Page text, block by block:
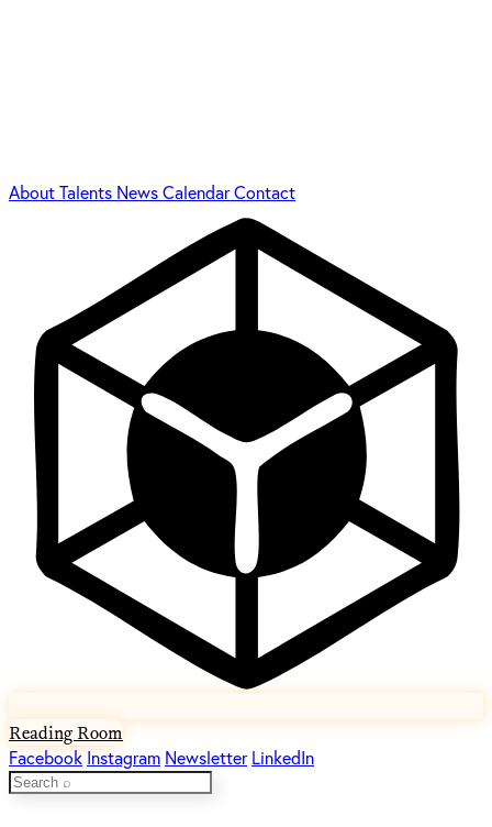
AboutTalents NewsCalendarContact
Reading Room
Facebook Instagram Newsletter LinkedIn